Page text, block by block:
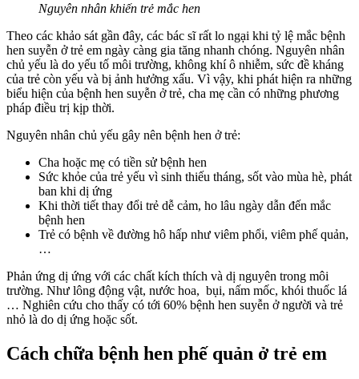
Nguyên nhân khiến trẻ mắc hen
Theo các khảo sát gần đây, các bác sĩ rất lo ngại khi tỷ lệ mắc bệnh
hen suyễn ở trẻ em ngày càng gia tăng nhanh chóng. Nguyên nhân
chủ yếu là do yếu tố môi trường, không khí ô nhiễm, sức đề kháng
của trẻ còn yếu và bị ảnh hưởng xấu. Vì vậy, khi phát hiện ra những
biểu hiện của bệnh hen suyễn ở trẻ, cha mẹ cần có những phương
pháp điều trị kịp thời.
Nguyên nhân chủ yếu gây nên bệnh hen ở trẻ:
Cha hoặc mẹ có tiền sử bệnh hen
Sức khỏe của trẻ yếu vì sinh thiếu tháng, sốt vào mùa hè, phát
ban khi dị ứng
Khi thời tiết thay đổi trẻ dễ cảm, ho lâu ngày dẫn đến mắc
bệnh hen
Trẻ có bệnh về đường hô hấp như viêm phổi, viêm phế quản,
…
Phản ứng dị ứng với các chất kích thích và dị nguyên trong môi
trường. Như lông động vật, nước hoa, bụi, nấm mốc, khói thuốc lá
… Nghiên cứu cho thấy có tới 60% bệnh hen suyễn ở người và trẻ
nhỏ là do dị ứng hoặc sốt.
Cách chữa bệnh hen phế quản ở trẻ em